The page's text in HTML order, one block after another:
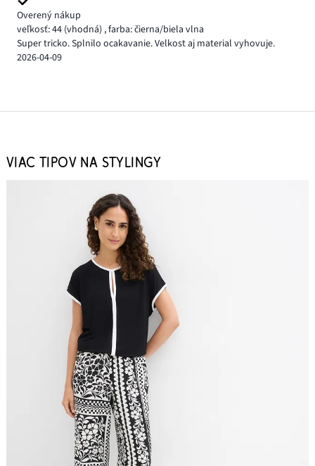
Overený nákup
veľkosť: 44 (vhodná) ,farba: čierna/biela vlna
Super tricko. Splnilo ocakavanie. Velkost aj material vyhovuje.
2026-04-09
VIAC TIPOV NA STYLINGY